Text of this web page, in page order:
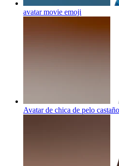
avatar movie emoji
Avatar de chica de pelo